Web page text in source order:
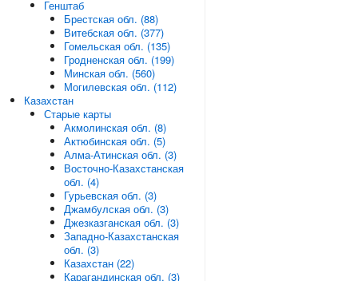
Генштаб
Брестская обл. (88)
Витебская обл. (377)
Гомельская обл. (135)
Гродненская обл. (199)
Минская обл. (560)
Могилевская обл. (112)
Казахстан
Старые карты
Акмолинская обл. (8)
Актюбинская обл. (5)
Алма-Атинская обл. (3)
Восточно-Казахстанская
обл. (4)
Гурьевская обл. (3)
Джамбулская обл. (3)
Джезказганская обл. (3)
Западно-Казахстанская
обл. (3)
Казахстан (22)
Карагандинская обл. (3)